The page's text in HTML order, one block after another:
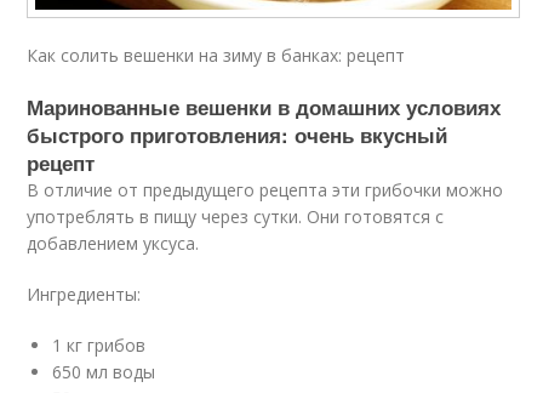
Как солить вешенки на зиму в банках: рецепт
Маринованные вешенки в домашних условиях
быстрого приготовления: очень вкусный
рецепт
В отличие от предыдущего рецепта эти грибочки можно
употреблять в пищу через сутки. Они готовятся с
добавлением уксуса.
Ингредиенты:
1 кг грибов
650 мл воды